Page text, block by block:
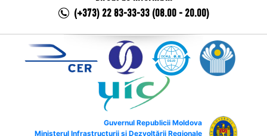
(+373) 22 83-33-33 (08.00 - 20.00)
Guvernul Republicii Moldova
Ministerul Infrastructurii și Dezvoltării Regionale